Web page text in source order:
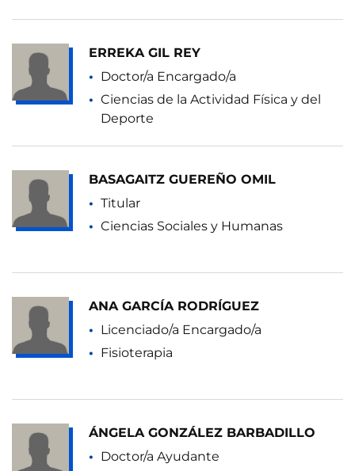
ERREKA GIL REY
Doctor/a Encargado/a
Ciencias de la Actividad Física y del
Deporte
BASAGAITZ GUEREÑO OMIL
Titular
Ciencias Sociales y Humanas
ANA GARCÍA RODRÍGUEZ
Licenciado/a Encargado/a
Fisioterapia
ÁNGELA GONZÁLEZ BARBADILLO
Doctor/a Ayudante